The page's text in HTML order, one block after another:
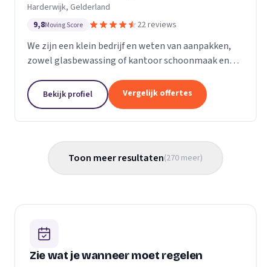
Harderwijk, Gelderland
9,8Moving Score 22 reviews
We zijn een klein bedrijf en weten van aanpakken,
zowel glasbewassing of kantoor schoonmaak en
bedrijven waar schoon gemaakt moet worden is
voor ons...
Bekijk profiel Vergelijk offertes
Toon meer resultaten(270 meer)
Zie wat je wanneer moet regelen